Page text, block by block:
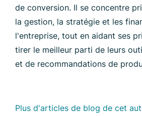
de conversion. Il se concentre
la gestion, la stratégie et les
l'entreprise, tout en aidant ses
tirer le meilleur parti de leurs
et de recommandations de
Plus d'articles de blog de cet